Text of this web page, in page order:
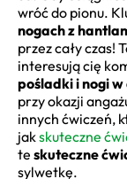
wróć do pionu.
nogach z
przez cały czas!
interesują cię
pośladki i nogi w
przy okazji
innych ćwiczeń,
jakskuteczne
te skuteczne
sylwetkę.